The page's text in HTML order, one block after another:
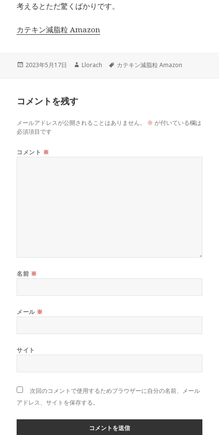
考えるとただ驚くばかりです。
カテキン減脂粒 Amazon
投
2023年5月17日
作
Llorach
タ
カテキン減脂粒 Amazon
コメントを残す
メールアドレスが公開されることはありません。 ※ が付いている欄は
必須項目です
コメント ※
名前 ※
メール ※
サイト
次回のコメントで使用するためブラウザーに自分の名前、メール
アドレス、サイトを保存する。